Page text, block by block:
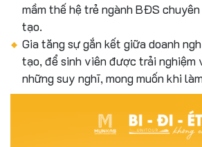
mầm thế hệ trẻ ngành BĐS
tạo.
Gia tăng sự gắn kết giữa doanh
tạo, để sinh viên được trải nghiệm
những suy nghĩ, mong muốn khi